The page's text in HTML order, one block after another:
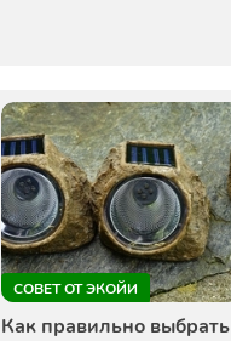
СОВЕТ ОТ ЭКОЙИ
Как правильно выбрать